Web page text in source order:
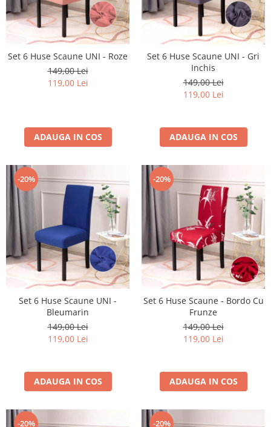
Set 6 Huse Scaune UNI - Roze
149,00 Lei
119,00 Lei
ADAUGA IN COS
Set 6 Huse Scaune UNI - Gri
Inchis
149,00 Lei
119,00 Lei
ADAUGA IN COS
-20%
Set 6 Huse Scaune UNI -
Bleumarin
149,00 Lei
119,00 Lei
ADAUGA IN COS
-20%
Set 6 Huse Scaune - Bordo Cu
Frunze
149,00 Lei
119,00 Lei
ADAUGA IN COS
-20% -20%